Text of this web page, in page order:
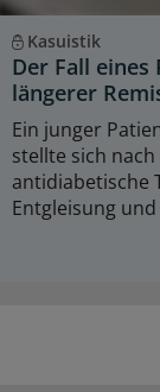
Kasuistik
Der Fall eines
längerer
Ein junger
stellte sich
antidiabetische
Entgleisung